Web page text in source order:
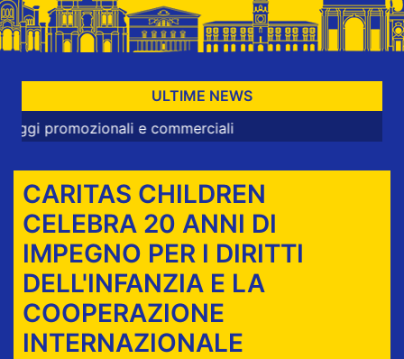
ULTIME NEWS
e commerciali
CARITAS CHILDREN
CELEBRA 20 ANNI DI
IMPEGNO PER I DIRITTI
DELL'INFANZIA E LA
COOPERAZIONE
INTERNAZIONALE